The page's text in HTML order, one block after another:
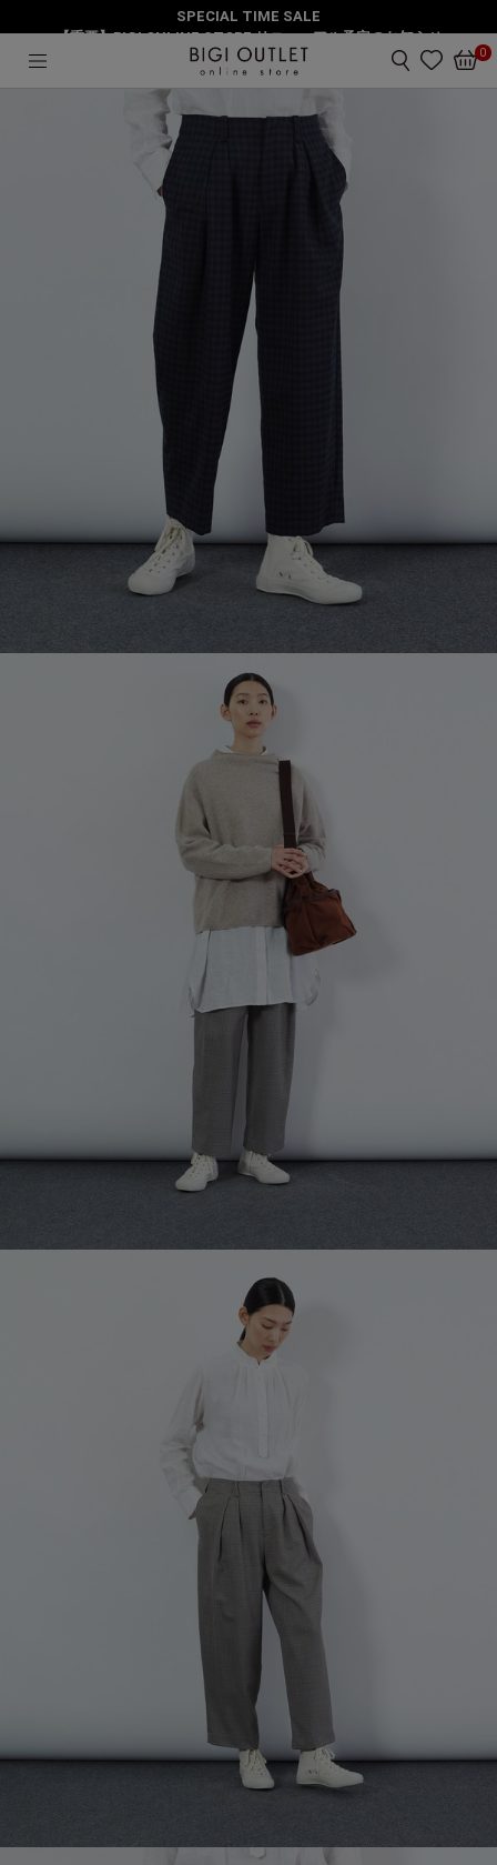
SPECIAL TIME SALE
【重要】BIGI ONLINE STORE リニューアル予定のお知らせ
0
パンツ 2タッククロップドパンツ